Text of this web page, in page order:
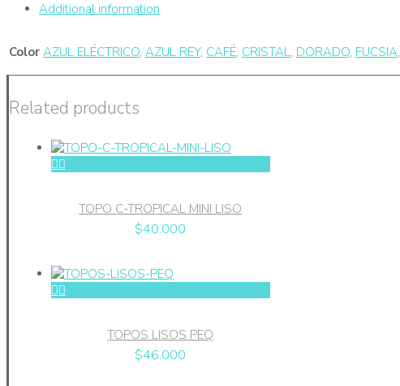
Additional information
Color AZUL ELÉCTRICO, AZUL REY, CAFÉ, CRISTAL, DORADO, FUCSIA,
Related products
TOPO C-TROPICAL MINI LISO
$40.000
TOPOS LISOS PEQ
$46.000